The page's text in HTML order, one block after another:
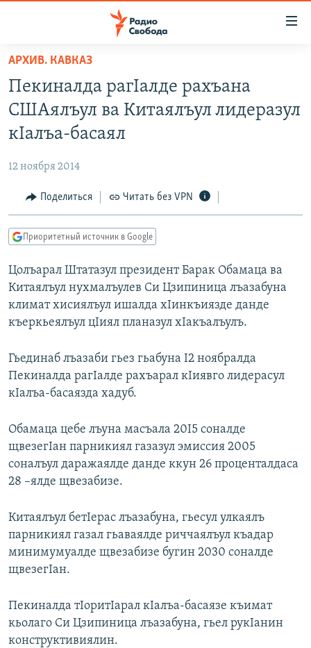
упрощенного
доступа
Вернуться
основному
Вернутся
Вернутся
поиску
АВТОРСКИЕ ПРОЕКТЫ
МНЕНИЯ
КУЛЬТУРА
КАВКАЗ.РЕАЛИИ
СЕВЕР.РЕАЛИИ
СИБИРЬ.РЕАЛИИ
РАСПИСАНИЕ ВЕЩАНИЯ
ПОДПИШИТЕСЬ НА РАССЫЛКУ
СОЦИАЛЬНЫЕ СЕТИ
Все сайты РСЕ/РС
АРХИВ. КАВКАЗ
Пекиналда рагIалде рахъана
СШАялъул ва Китаялъул лидеразул
кIалъа-басаял
12 ноября 2014
Поделиться Читать без VPN
Приоритетный источник в Google
Цолъарал Штатазул президент Барак Обамаца ва
Китаялъул нухмалъулев Си Цзипиница лъазабуна
климат хисиялъул ишалда хIинкъиязде данде
къеркьеялъул цIиял планазул хIакъалъулъ.
Гьединаб лъазаби гьез гьабуна I2 ноябралда
Пекиналда рагIалде рахъарал кIиявго лидерасул
кIалъа-басаязда хадуб.
Обамаца цебе лъуна масъала 20I5 соналде
щвезегIан парникиял газазул эмиссия 2005
соналъул даражаялде данде ккун 26 проценталдаса
28 –ялде щвезабизе.
Китаялъул бетIерас лъазабуна, гьесул улкаялъ
парникиял газал гьаваялде риччаялъул къадар
минимумуалде щвезабизе бугин 2030 соналде
щвезегIан.
Пекиналда тIоритIарал кIалъа-басаязе къимат
кьолаго Си Цзипиница лъазабуна, гьел рукIанин
конструктивиялин.